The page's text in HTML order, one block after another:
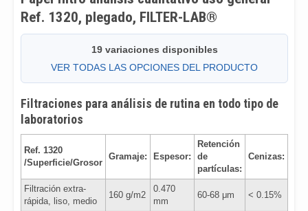
Ref. 1320, plegado, FILTER-LAB®
19 variaciones disponibles
VER TODAS LAS OPCIONES DEL PRODUCTO
Filtraciones para análisis de rutina en todo tipo de
laboratorios
Ref. 1320
/Superficie/Grosor
Gramaje: Espesor:
Retención
de
partículas:
Cenizas:
Filtración extra-
rápida, liso, medio
160 g/m2
0.470
mm
60-68 μm < 0.15%